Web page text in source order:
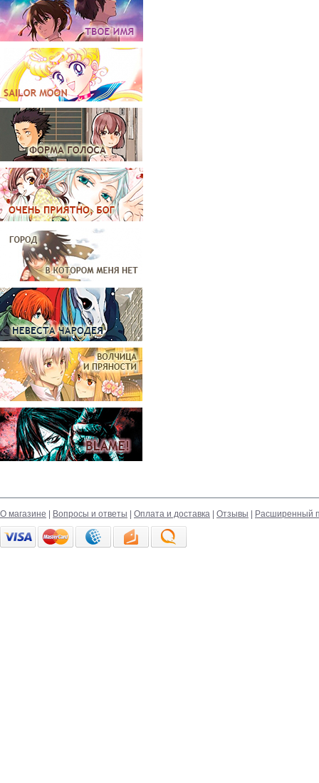
О магазине Вопросы и ответы Оплата и доставка Отзывы Расширенный